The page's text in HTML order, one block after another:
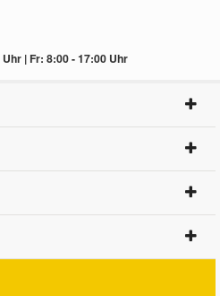
| Fr: 8:00 - 17:00 Uhr